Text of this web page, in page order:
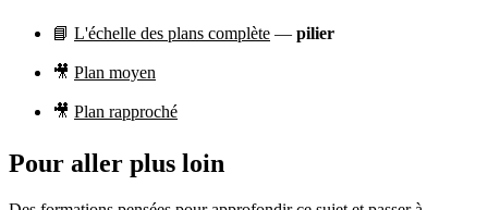
📘 L'échelle des plans complète — pilier
🎥 Plan moyen
🎥 Plan rapproché
Pour aller plus loin